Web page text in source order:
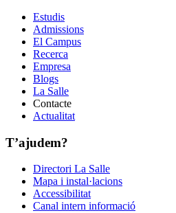
Estudis
Admissions
El Campus
Recerca
Empresa
Blogs
La Salle
Contacte
Actualitat
T’ajudem?
Directori La Salle
Mapa i instal·lacions
Accessibilitat
Canal intern informació